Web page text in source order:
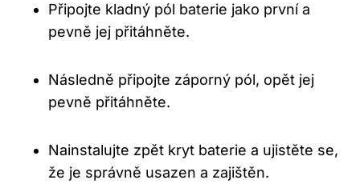
Připojte kladný pól baterie jako první a
pevně jej přitáhněte.
Následně připojte záporný pól, opět jej
pevně přitáhněte.
Nainstalujte zpět kryt baterie a ujistěte se,
že je správně usazen a zajištěn.